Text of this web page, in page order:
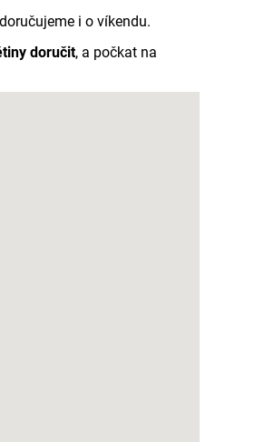
i o víkendu.
doručit, a počkat na